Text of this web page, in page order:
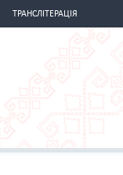
ТРАНСЛІТЕРАЦІЯ